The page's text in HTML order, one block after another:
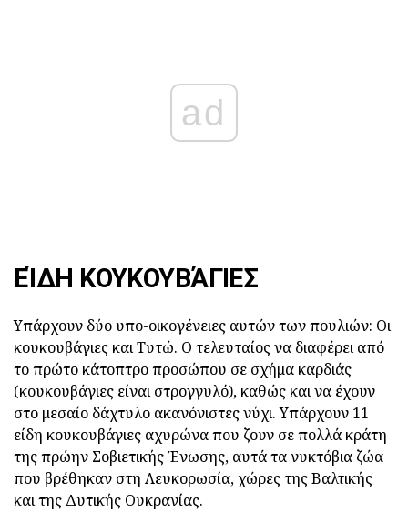
ad
ΕΊΔΗ ΚΟΥΚΟΥΒΆΓΙΕΣ
Υπάρχουν δύο υπο-οικογένειες αυτών των πουλιών: Οι
κουκουβάγιες και Τυτώ. Ο τελευταίος να διαφέρει από
το πρώτο κάτοπτρο προσώπου σε σχήμα καρδιάς
(κουκουβάγιες είναι στρογγυλό), καθώς και να έχουν
στο μεσαίο δάχτυλο ακανόνιστες νύχι. Υπάρχουν 11
είδη κουκουβάγιες αχυρώνα που ζουν σε πολλά κράτη
της πρώην Σοβιετικής Ένωσης, αυτά τα νυκτόβια ζώα
που βρέθηκαν στη Λευκορωσία, χώρες της Βαλτικής
και της Δυτικής Ουκρανίας.